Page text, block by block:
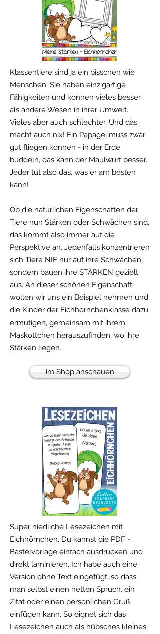
Klassentiere sind ja ein bisschen wie
Menschen. Sie haben einzigartige
Fähigkeiten und können vieles besser
als andere Wesen in ihrer Umwelt.
Vieles aber auch schlechter. Und das
macht auch nix! Ein Papagei muss zwar
gut fliegen können - in der Erde
buddeln, das kann der Maulwurf besser.
Jeder tut also das, was er am besten
kann!
Ob die natürlichen Eigenschaften der
Tiere nun Stärken oder Schwächen sind,
das kommt also immer auf die
Perspektive an. Jedenfalls konzentrieren
sich Tiere NIE nur auf ihre Schwächen,
sondern bauen ihre STÄRKEN gezielt
aus. An dieser schönen Eigenschaft
wollen wir uns ein Beispiel nehmen und
die Kinder der Eichhörnchenklasse dazu
ermutigen, gemeinsam mit ihrem
Maskottchen herauszufinden, wo ihre
Stärken liegen.
im Shop anschauen
Super niedliche Lesezeichen mit
Eichhörnchen. Du kannst die PDF -
Bastelvorlage einfach ausdrucken und
direkt laminieren. Ich habe auch eine
Version ohne Text eingefügt, so dass
man selbst einen netten Spruch, ein
Zitat oder einen persönlichen Gruß
einfügen kann. So eignet sich das
Lesezeichen auch als hübsches kleines